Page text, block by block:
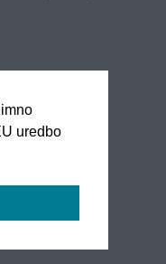
uredbo
mesto
Gradec